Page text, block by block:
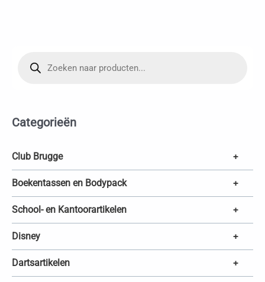
n
z
k
e
n
Categorieën
Club Brugge +
Boekentassen en Bodypack +
School- en Kantoorartikelen +
Disney +
Dartsartikelen +